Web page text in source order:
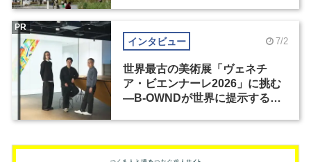
インタビュー 7/2
世界最古の美術展「ヴェネチ
ア・ビエンナーレ2026」に挑む
―B-OWNDが世界に提示する美
PR